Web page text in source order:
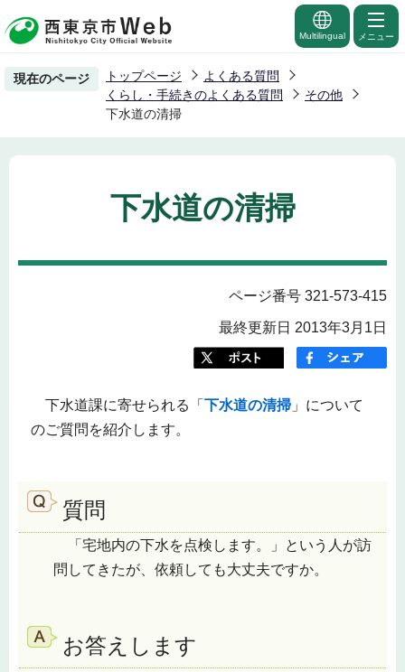
の
ー
の
先
Multilingual メニュー
現在のページ トップページ
よくある質問
くらし・手続きのよくある質問
その他
下水道の清掃
下水道の清掃
ページ番号 321-573-415
最終更新日 2013年3月1日
下水道課に寄せられる「 下水道の清掃」について
のご質問を紹介します。
質問
「宅地内の下水を点検します。」という人が訪
問してきたが、依頼しても大丈夫ですか。
お答えします